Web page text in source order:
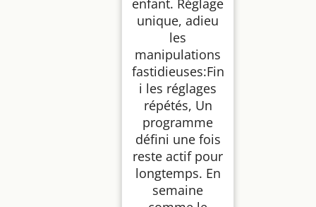
unique, adieu
les
manipulations
fastidieuses:Fin
i les réglages
répétés, Un
programme
défini une fois
reste actif pour
longtemps. En
semaine